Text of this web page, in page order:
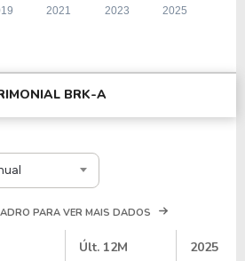
BRK-A
PARA VER MAIS DADOS
Últ. 12M
2025